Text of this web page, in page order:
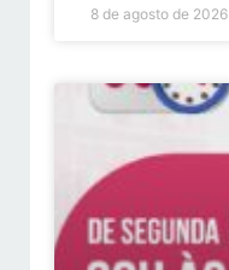
8 de agosto de 2026